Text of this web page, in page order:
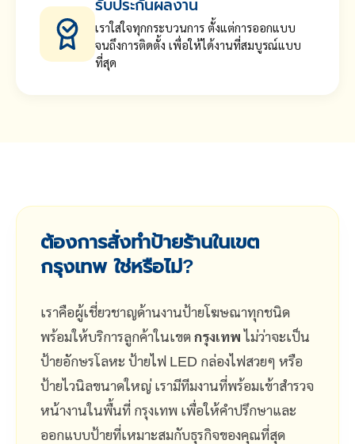
รับประกันผลงาน
เราใส่ใจทุกกระบวนการ ตั้งแต่การออกแบบ
จนถึงการติดตั้ง เพื่อให้ได้งานที่สมบูรณ์แบบ
ที่สุด
ต้องการสั่งทำป้ายร้านในเขต
กรุงเทพ ใช่หรือไม่?
เราคือผู้เชี่ยวชาญด้านงานป้ายโฆษณาทุกชนิด
พร้อมให้บริการลูกค้าในเขตกรุงเทพไม่ว่าจะเป็น
ป้ายอักษรโลหะ ป้ายไฟ LED กล่องไฟสวยๆ หรือ
ป้ายไวนิลขนาดใหญ่ เรามีทีมงานที่พร้อมเข้าสำรวจ
หน้างานในพื้นที่ กรุงเทพ เพื่อให้คำปรึกษาและ
ออกแบบป้ายที่เหมาะสมกับธุรกิจของคุณที่สุด